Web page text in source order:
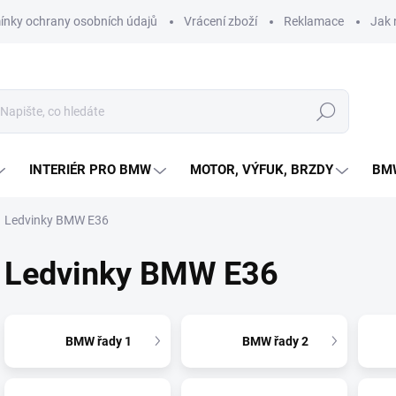
ochrany osobních údajů Vrácení zboží Reklamace Jak
Hledat
INTERIÉR PRO BMW MOTOR, VÝFUK, BRZDY
Ledvinky BMW E36
Ledvinky BMW E36
BMW řady 1 BMW řady 2